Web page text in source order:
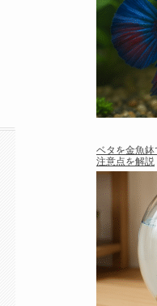
ベタを金魚
注意点を解説